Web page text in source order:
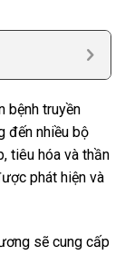
bệnh truyền
đến nhiều bộ
tiêu hóa và thần
phát hiện và
sẽ cung cấp